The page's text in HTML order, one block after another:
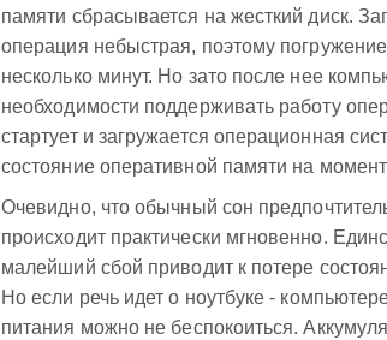
памяти сбрасывается на жесткий диск.
операция небыстрая, поэтому
несколько минут. Но зато после нее
необходимости поддерживать работу
стартует и загружается операционная
состояние оперативной памяти на
Очевидно, что обычный сон
происходит практически мгновенно.
малейший сбой приводит к потере
Но если речь идет о ноутбуке -
питания можно не беспокоиться.